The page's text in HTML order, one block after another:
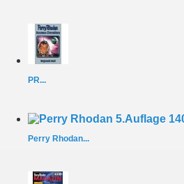
PR...
Perry Rhodan...